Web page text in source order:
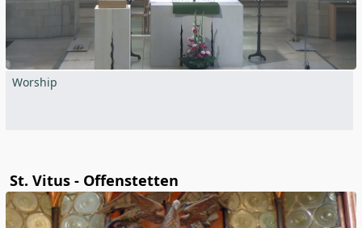
Worship
St. Vitus - Offenstetten